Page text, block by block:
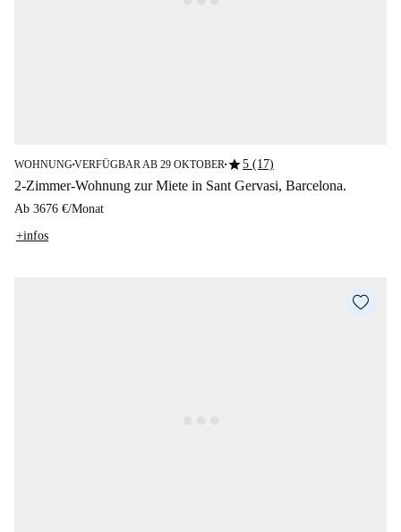
WOHNUNG■VERFÜGBAR AB 29 OKTOBER ■star5 (17)
2-Zimmer-Wohnung zur Miete in Sant Gervasi, Barcelona.
Ab 3676 €/Monat
+infos